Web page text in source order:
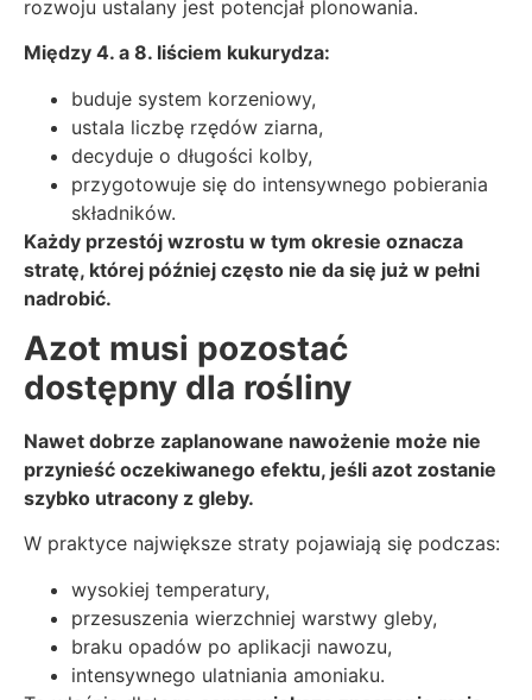
rozwoju ustalany jest potencjał plonowania.
Między 4. a 8. liściem kukurydza:
buduje system korzeniowy,
ustala liczbę rzędów ziarna,
decyduje o długości kolby,
przygotowuje się do intensywnego pobierania
składników.
Każdy przestój wzrostu w tym okresie oznacza
stratę, której później często nie da się już w pełni
nadrobić.
Azot musi pozostać
dostępny dla rośliny
Nawet dobrze zaplanowane nawożenie może nie
przynieść oczekiwanego efektu, jeśli azot zostanie
szybko utracony z gleby.
W praktyce największe straty pojawiają się podczas:
wysokiej temperatury,
przesuszenia wierzchniej warstwy gleby,
braku opadów po aplikacji nawozu,
intensywnego ulatniania amoniaku.